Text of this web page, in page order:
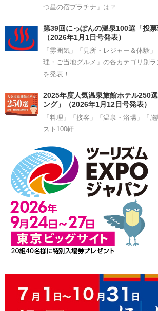
つ星の宿プラチナ」は？
第39回にっぽんの温泉100選「投票
（2026年1月1日号発表）
「雰囲気」「見所・レジャー＆体験
理・ご当地グルメ」の各カテゴリ別
を発表！
2025年度人気温泉旅館ホテル250
ング」（2026年1月12日号発表）
「料理」「接客」「温泉・浴場」「
スト100軒